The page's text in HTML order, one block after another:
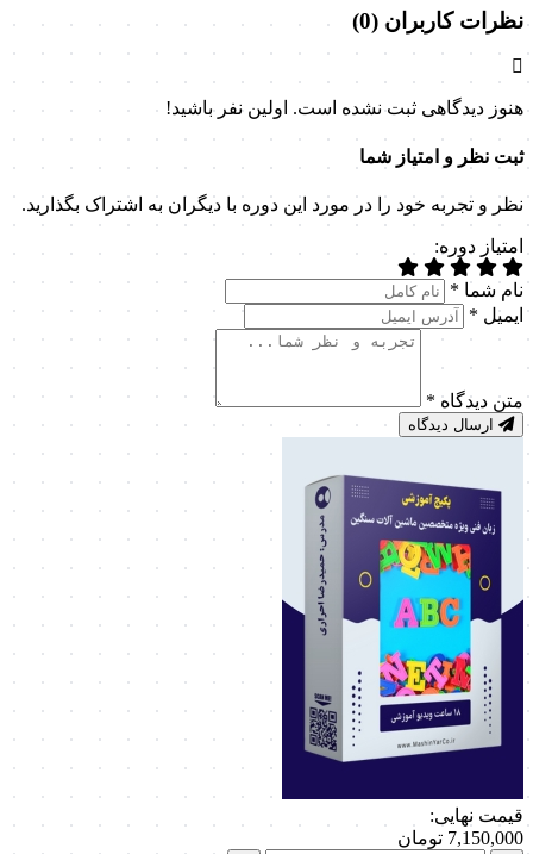
نظرات کاربران (0)
هنوز دیدگاهی ثبت نشده است. اولین نفر باشید!
ثبت نظر و امتیاز شما
نظر و تجربه خود را در مورد این دوره با دیگران به اشتراک بگذارید.
امتیاز دوره:
نام شما *
ایمیل *
متن دیدگاه *
ارسال دیدگاه
قیمت نهایی:
7,150,000 تومان